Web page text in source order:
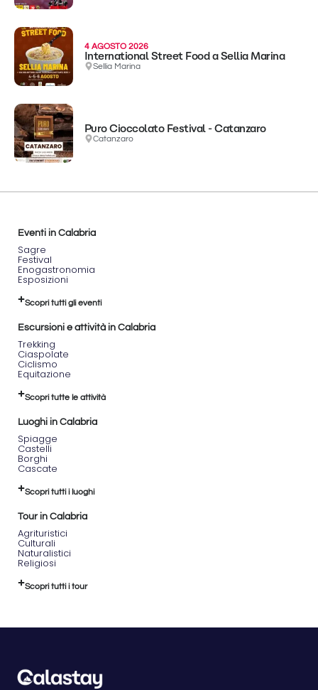
4 AGOSTO 2026
International Street Food a Sellia Marina
Sellia Marina
Puro Cioccolato Festival - Catanzaro
Catanzaro
Eventi in Calabria
Sagre
Festival
Enogastronomia
Esposizioni
Scopri tutti gli eventi
Escursioni e attività in Calabria
Trekking
Ciaspolate
Ciclismo
Equitazione
Scopri tutte le attività
Luoghi in Calabria
Spiagge
Castelli
Borghi
Cascate
Scopri tutti i luoghi
Tour in Calabria
Agrituristici
Culturali
Naturalistici
Religiosi
Scopri tutti i tour